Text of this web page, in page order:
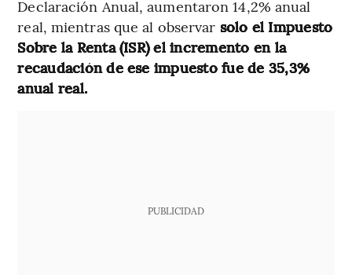
Declaración Anual, aumentaron 14,2% anual
real, mientras que al observar solo el Impuesto
Sobre la Renta (ISR) el incremento en la
recaudación de ese impuesto fue de 35,3%
anual real.
PUBLICIDAD